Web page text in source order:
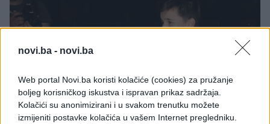
novi.ba - novi.ba
Web portal Novi.ba koristi kolačiće (cookies) za pružanje
boljeg korisničkog iskustva i ispravan prikaz sadržaja.
Kolačići su anonimizirani i u svakom trenutku možete
izmijeniti postavke kolačića u vašem Internet pregledniku.